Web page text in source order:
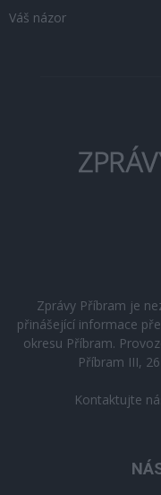
Váš názor
Zprávy Příbram je
přinášející informace
okresu Příbram.
Příbram III,
Kontaktujte